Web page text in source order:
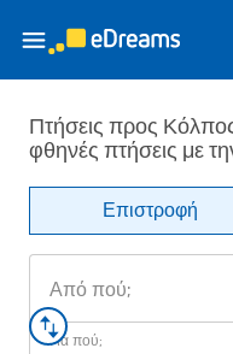
Πτήσεις προς
φθηνές πτήσεις με
Επιστροφή
Από πού;
Για πού;